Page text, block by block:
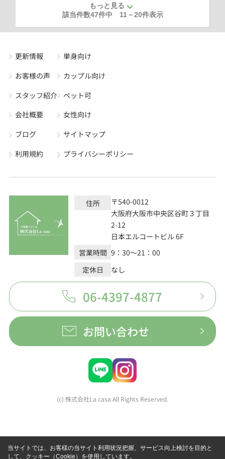
もっと見る
該当件数47件中 11 －20件表示
更新情報
お客様の声
スタッフ紹介
会社概要
ブログ
利用規約
単身向け
カップル向け
ペット可
女性向け
サイトマップ
プライバシーポリシー
住所
〒540-0012
大阪府大阪市中央区谷町３丁目
2-12
日本エルコートビル 6F
営業時間 9：30～21：00
定休日
なし
06-4397-4877
お問い合わせ
(c) 株式会社La casa All Rights Reserved.
当サイトでは、お客様の当サイト利用状況把握、サービス向上検討を目的と
して、クッキー（Cookie）を使用しています。